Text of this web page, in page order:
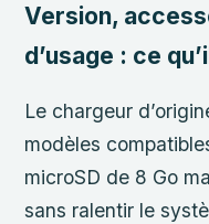
Version,
d’usage : ce
Le chargeur
modèles
microSD de 8 Go
sans ralentir le